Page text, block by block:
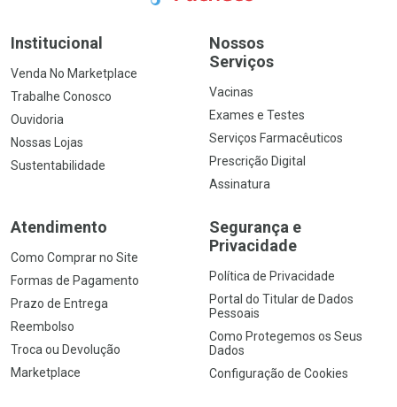
Institucional
Venda No Marketplace
Trabalhe Conosco
Ouvidoria
Nossas Lojas
Sustentabilidade
Nossos
Serviços
Vacinas
Exames e Testes
Serviços Farmacêuticos
Prescrição Digital
Assinatura
Atendimento
Como Comprar no Site
Formas de Pagamento
Prazo de Entrega
Reembolso
Troca ou Devolução
Marketplace
Segurança e
Privacidade
Política de Privacidade
Portal do Titular de Dados
Pessoais
Como Protegemos os Seus
Dados
Configuração de Cookies